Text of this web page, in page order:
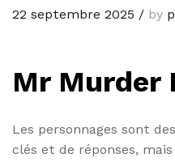
22 septembre 2025 / by
Mr Murder
Les personnages sont
clés et de réponses,